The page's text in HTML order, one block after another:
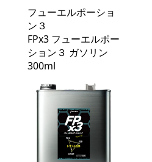
フューエルポーショ
ン３
FPx3 フューエルポー
ション３ ガソリン
300ml